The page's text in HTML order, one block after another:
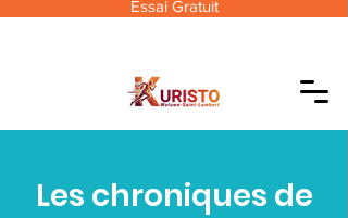
Essai Gratuit
Les chroniques de